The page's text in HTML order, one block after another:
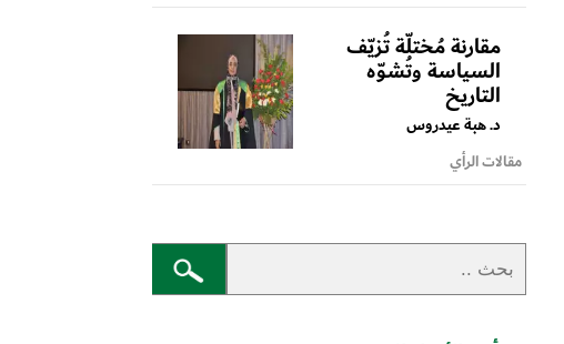
مقارنة مُختلّة تُزيّف
السياسة وتُشوّه
التاريخ
د. هبة عيدروس
مقالات الرأي